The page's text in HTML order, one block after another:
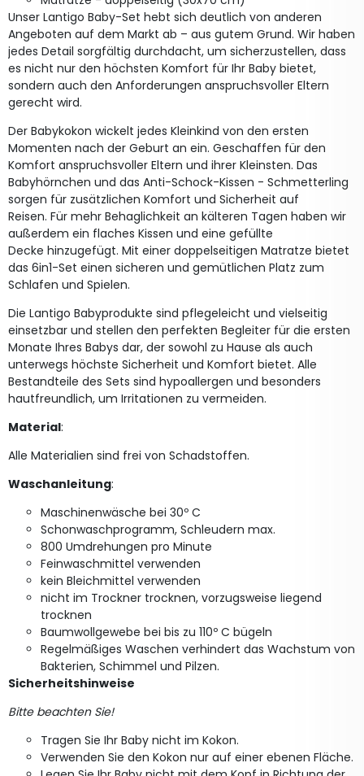
Unser Lantigo Baby-Set hebt sich deutlich von anderen
Angeboten auf dem Markt ab – aus gutem Grund. Wir haben
jedes Detail sorgfältig durchdacht, um sicherzustellen, dass
es nicht nur den höchsten Komfort für Ihr Baby bietet,
sondern auch den Anforderungen anspruchsvoller Eltern
gerecht wird.
Der Babykokon wickelt jedes Kleinkind von den ersten
Momenten nach der Geburt an ein. Geschaffen für den
Komfort anspruchsvoller Eltern und ihrer Kleinsten. Das
Babyhörnchen und das Anti-Schock-Kissen - Schmetterling
sorgen für zusätzlichen Komfort und Sicherheit auf
Reisen. Für mehr Behaglichkeit an kälteren Tagen haben wir
außerdem ein flaches Kissen und eine gefüllte
Decke hinzugefügt. Mit einer doppelseitigen Matratze bietet
das 6in1-Set einen sicheren und gemütlichen Platz zum
Schlafen und Spielen.
Die Lantigo Babyprodukte sind pflegeleicht und vielseitig
einsetzbar und stellen den perfekten Begleiter für die ersten
Monate Ihres Babys dar, der sowohl zu Hause als auch
unterwegs höchste Sicherheit und Komfort bietet. Alle
Bestandteile des Sets sind hypoallergen und besonders
hautfreundlich, um Irritationen zu vermeiden.
Material:
Alle Materialien sind frei von Schadstoffen.
Waschanleitung:
Maschinenwäsche bei 30º C
Schonwaschprogramm, Schleudern max.
800 Umdrehungen pro Minute
Feinwaschmittel verwenden
kein Bleichmittel verwenden
nicht im Trockner trocknen, vorzugsweise liegend
trocknen
Baumwollgewebe bei bis zu 110º C bügeln
Regelmäßiges Waschen verhindert das Wachstum von
Bakterien, Schimmel und Pilzen.
Sicherheitshinweise
Bitte beachten Sie!
Tragen Sie Ihr Baby nicht im Kokon.
Verwenden Sie den Kokon nur auf einer ebenen Fläche.